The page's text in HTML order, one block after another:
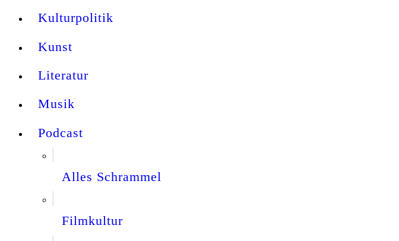
Kulturpolitik
Kunst
Literatur
Musik
Podcast
Alles Schrammel
Filmkultur